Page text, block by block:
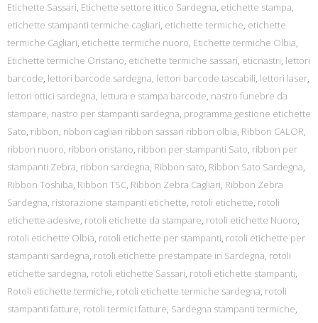
Etichette Sassari, Etichette settore ittico Sardegna, etichette stampa,
etichette stampanti termiche cagliari, etichette termiche, etichette
termiche Cagliari, etichette termiche nuoro, Etichette termiche Olbia,
Etichette termiche Oristano, etichette termiche sassari, eticnastri, lettori
barcode, lettori barcode sardegna, lettori barcode tascabili, lettori laser,
lettori ottici sardegna, lettura e stampa barcode, nastro funebre da
stampare, nastro per stampanti sardegna, programma gestione etichette
Sato, ribbon, ribbon cagliari ribbon sassari ribbon olbia, Ribbon CALOR,
ribbon nuoro, ribbon oristano, ribbon per stampanti Sato, ribbon per
stampanti Zebra, ribbon sardegna, Ribbon sato, Ribbon Sato Sardegna,
Ribbon Toshiba, Ribbon TSC, Ribbon Zebra Cagliari, Ribbon Zebra
Sardegna, ristorazione stampanti etichette, rotoli etichette, rotoli
etichette adesive, rotoli etichette da stampare, rotoli etichette Nuoro,
rotoli etichette Olbia, rotoli etichette per stampanti, rotoli etichette per
stampanti sardegna, rotoli etichette prestampate in Sardegna, rotoli
etichette sardegna, rotoli etichette Sassari, rotoli etichette stampanti,
Rotoli etichette termiche, rotoli etichette termiche sardegna, rotoli
stampanti fatture, rotoli termici fatture, Sardegna stampanti termiche,